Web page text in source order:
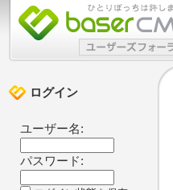
ログイン
ユーザー名:
パスワード: